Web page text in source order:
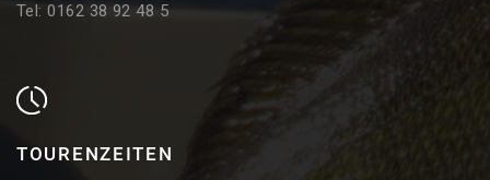
Tel: 0162 38 92 48 5
TOURENZEITEN